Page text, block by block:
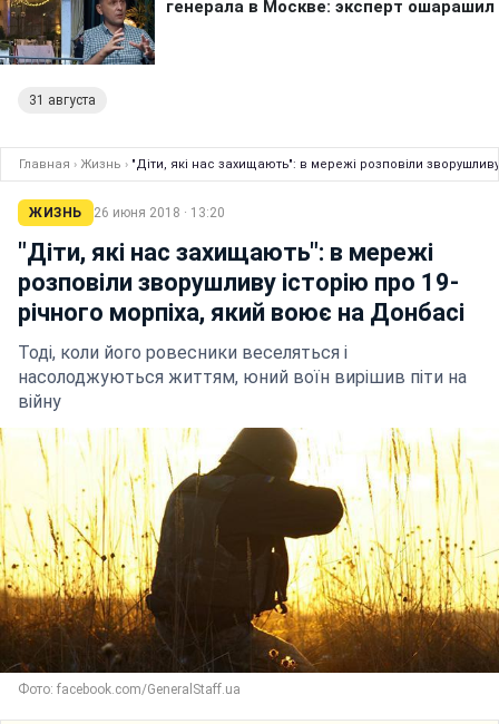
31 августа
Главная › Жизнь › "Діти, які нас захищають": в мережі розповіли
ЖИЗНЬ 26 июня 2018 · 13:20
"Діти, які нас захищають": в мережі
розповіли зворушливу історію про 19-
річного морпіха, який воює на Донбасі
Тоді, коли його ровесники веселяться і
насолоджуються життям, юний воїн вирішив піти на
війну
Фото: facebook.com/GeneralStaff.ua